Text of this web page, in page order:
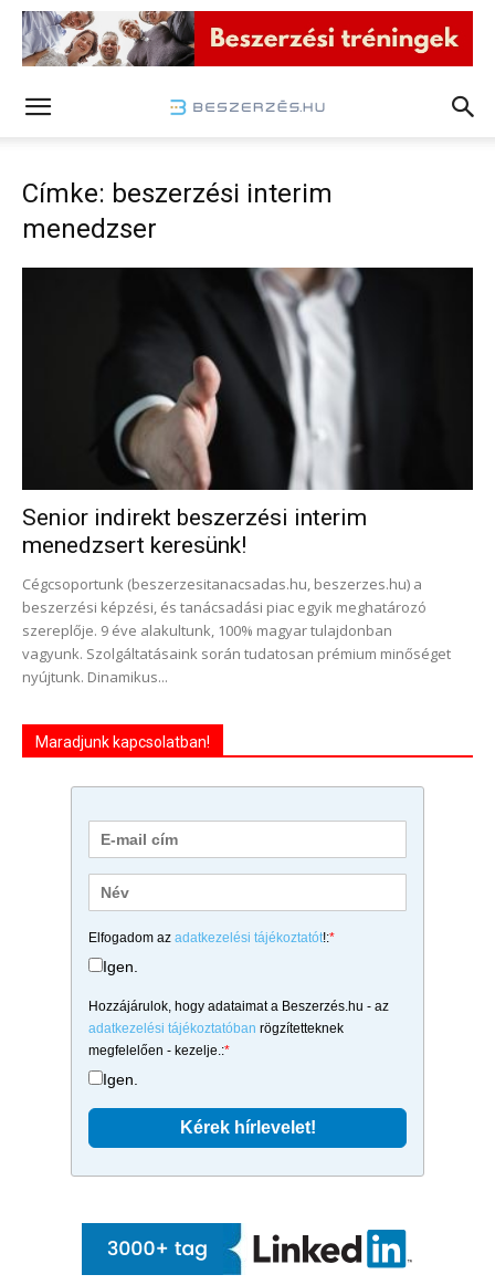
Címke: beszerzési interim
menedzser
Senior indirekt beszerzési interim
menedzsert keresünk!
Cégcsoportunk (beszerzesitanacsadas.hu, beszerzes.hu) a
beszerzési képzési, és tanácsadási piac egyik meghatározó
szereplője. 9 éve alakultunk, 100% magyar tulajdonban
vagyunk. Szolgáltatásaink során tudatosan prémium minőséget
nyújtunk. Dinamikus...
Maradjunk kapcsolatban!
Elfogadom az adatkezelési tájékoztatót!:*
Igen.
Hozzájárulok, hogy adataimat a Beszerzés.hu - az
adatkezelési tájékoztatóban rögzítetteknek
megfelelően - kezelje.:*
Igen.